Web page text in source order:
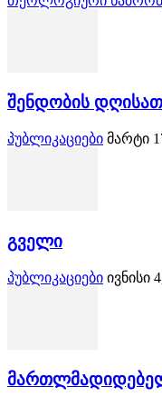
შენდობის
პუბლიკაციები მარტი
გველი
პუბლიკაციები ივნისი